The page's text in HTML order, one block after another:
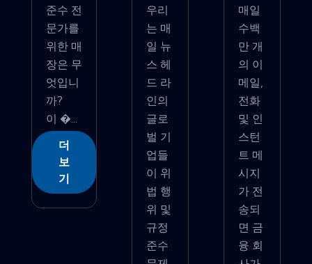
준수 전
문가를
위한 매
장은 무
엇입니
까?
이 �...
더
보
기
우리
는 매
일 뉴
스 헤
드 라
인의
글로
벌 기
업들
이 위
법 행
위 및
규정
준수
매일
수백
만 개
의 이
메일,
전화
및 인
스턴
트 메
시지
가 전
송되
면 금
융 회